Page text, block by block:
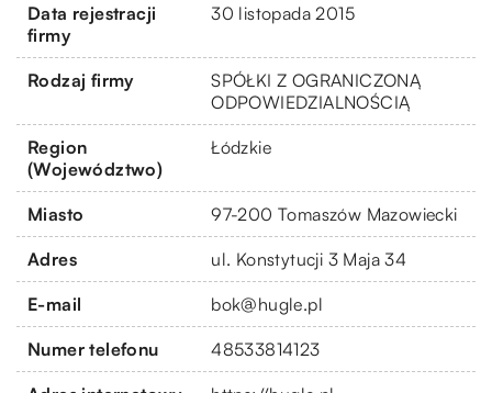
Data rejestracji
firmy
30 listopada 2015
Rodzaj firmy
SPÓŁKI Z OGRANICZONĄ
ODPOWIEDZIALNOŚCIĄ
Region
(Województwo)
Łódzkie
Miasto 97-200 Tomaszów Mazowiecki
Adres ul. Konstytucji 3 Maja 34
E-mail bok@hugle.pl
Numer telefonu 48533814123